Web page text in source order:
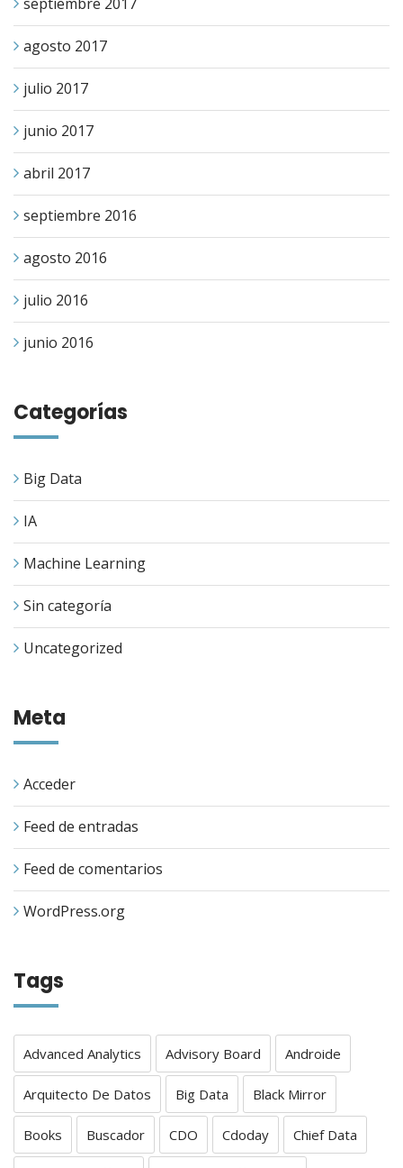
agosto 2017
julio 2017
junio 2017
abril 2017
septiembre 2016
agosto 2016
julio 2016
junio 2016
Categorías
Big Data
IA
Machine Learning
Sin categoría
Uncategorized
Meta
Acceder
Feed de entradas
Feed de comentarios
WordPress.org
Tags
Advanced Analytics Advisory Board Androide
Arquitecto De Datos Big Data Black Mirror
Books Buscador CDO Cdoday Chief Data